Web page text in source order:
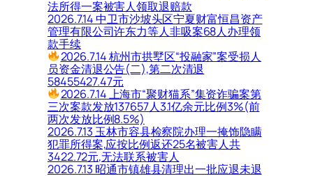
法所得一案被害人领取退赔款
2026.7.14 中卫市沙坡头区宁夏财富恒昌资产
管理有限公司许东力等人非吸案68人办理领
款手续
2026.7.14 杭州市拱墅区“投融家”案受损人
员资金清退公告(二),第二次清退
58455427.47元
2026.7.14 上海市“聚财猫系”集资诈骗案第
三次案款发放137657人3.1亿余元比例3%(前
两次发放比例8.5%)
2026.7.13 玉林市容县检察院办理一掩饰隐瞒
犯罪所得案,应按比例返还25名被害人共
3422.72元,无法联系被害人
2026.7.13 昭通市镇雄县清理出一批应退未退